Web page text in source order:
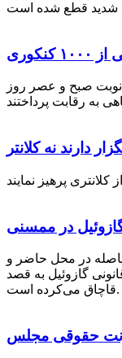
ریاضی، هنروزبان در نوبت صبح و عصر روز
دارند نه کلانتر
در محل حاضر و
گازوئیل به قصد
قاچاق می‌کرده است.
حقوقی مجلس